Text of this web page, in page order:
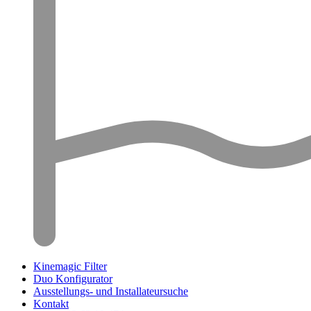
Kinemagic Filter
Duo Konfigurator
Ausstellungs- und Installateursuche
Kontakt